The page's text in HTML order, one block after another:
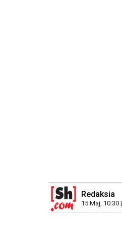
Redaksia
15 Maj, 10:30 |